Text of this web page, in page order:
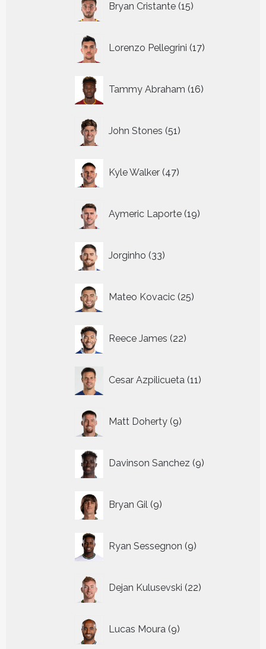
Bryan Cristante 15
producten
Lorenzo Pellegrini 17
producten
Tammy Abraham 16
producten
John Stones 51
producten
Kyle Walker 47
producten
Aymeric Laporte 19
producten
Jorginho 33
producten
Mateo Kovacic 25
producten
Reece James 22
producten
Cesar Azpilicueta 11
producten
Matt Doherty 9
producten
Davinson Sanchez 9
producten
Bryan Gil 9
producten
Ryan Sessegnon 9
producten
Dejan Kulusevski 22
producten
Lucas Moura 9
producten